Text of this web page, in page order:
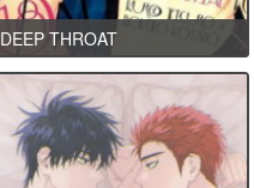
DEEP THROAT